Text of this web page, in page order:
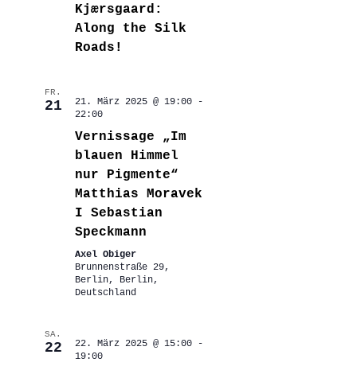
Kjærsgaard:
Along the Silk
Roads!
FR.
21 21. März 2025 @ 19:00-
22:00
Vernissage „Im
blauen Himmel
nur Pigmente“
Matthias Moravek
I Sebastian
Speckmann
Axel Obiger
Brunnenstraße 29,
Berlin, Berlin,
Deutschland
SA.
22 22. März 2025 @ 15:00-
19:00